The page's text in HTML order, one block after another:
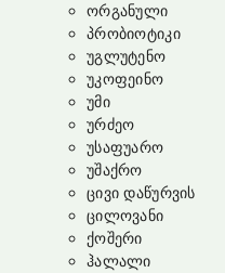
ორგანული
პრობიოტიკი
უგლუტენო
უკოფეინო
უმი
ურძეო
უსაფუარო
უშაქრო
ცივი დაწურვის
ცილოვანი
ქოშერი
ჰალალი